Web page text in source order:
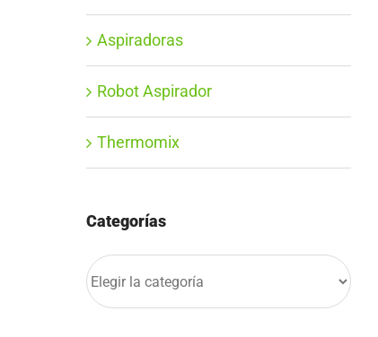
Aspiradoras
Robot Aspirador
Thermomix
Categorías
Categorías